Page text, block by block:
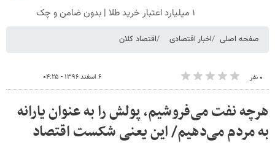
۱ میلیارد اعتبار خرید طلا | بدون ضامن و چک
صفحه اصلی اخبار اقتصادی اقتصاد کلان
۰ نفر ۶ اسفند ۱۳۹۶ - ۰۴:۲۵
هرچه نفت می‌فروشیم، پولش را به عنوان یارانه
به مردم می‌دهیم/ این یعنی شکست اقتصاد